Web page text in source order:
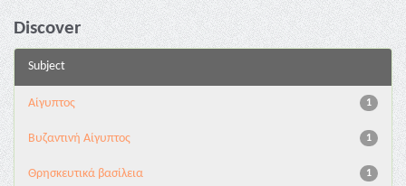
Discover
Subject
1
Αίγυπτος
1
Βυζαντινή Αίγυπτος
1
Θρησκευτικά βασίλεια